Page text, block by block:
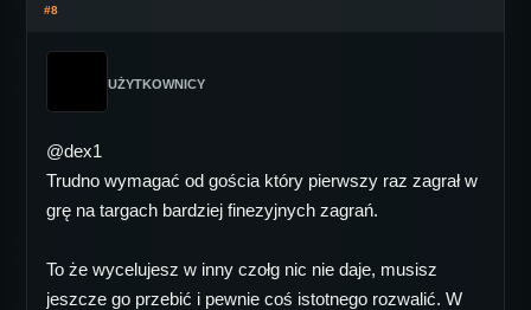
#8
UŻYTKOWNICY
@dex1
Trudno wymagać od gościa który pierwszy raz zagrał w
grę na targach bardziej finezyjnych zagrań.
To że wycelujesz w inny czołg nic nie daje, musisz
jeszcze go przebić i pewnie coś istotnego rozwalić. W